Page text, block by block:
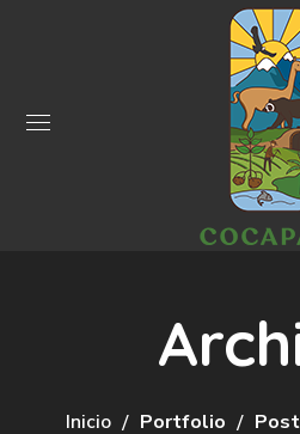
Inicio Portfolio